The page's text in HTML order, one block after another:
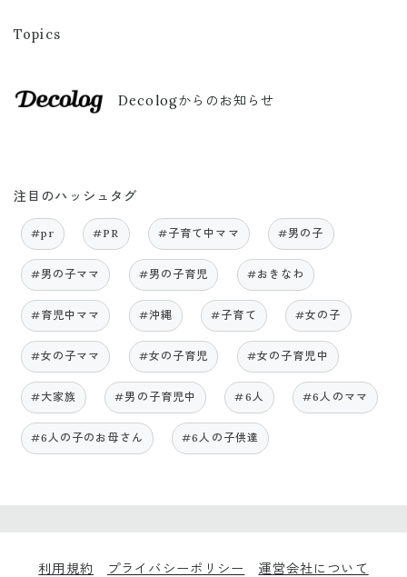
Topics
Decologからのお知らせ
注目のハッシュタグ
#pr #PR #子育て中ママ #男の子
#男の子ママ #男の子育児 #おきなわ
#育児中ママ #沖縄 #子育て #女の子
#女の子ママ #女の子育児 #女の子育児中
#大家族 #男の子育児中 #6人 #6人のママ
#6人の子のお母さん #6人の子供達
利用規約 プライバシーポリシー 運営会社について